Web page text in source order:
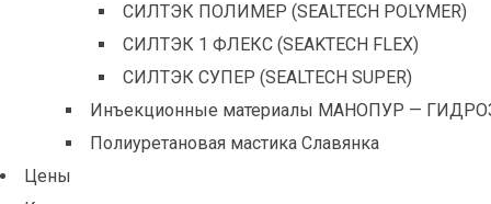
СИЛТЭК ПОЛИМЕР (SEALTECH POLYMER)
СИЛТЭК 1 ФЛЕКС (SEAKTECH FLEX)
СИЛТЭК СУПЕР (SEALTECH SUPER)
Инъекционные материалы МАНОПУР —
Полиуретановая мастика Славянка
Цены